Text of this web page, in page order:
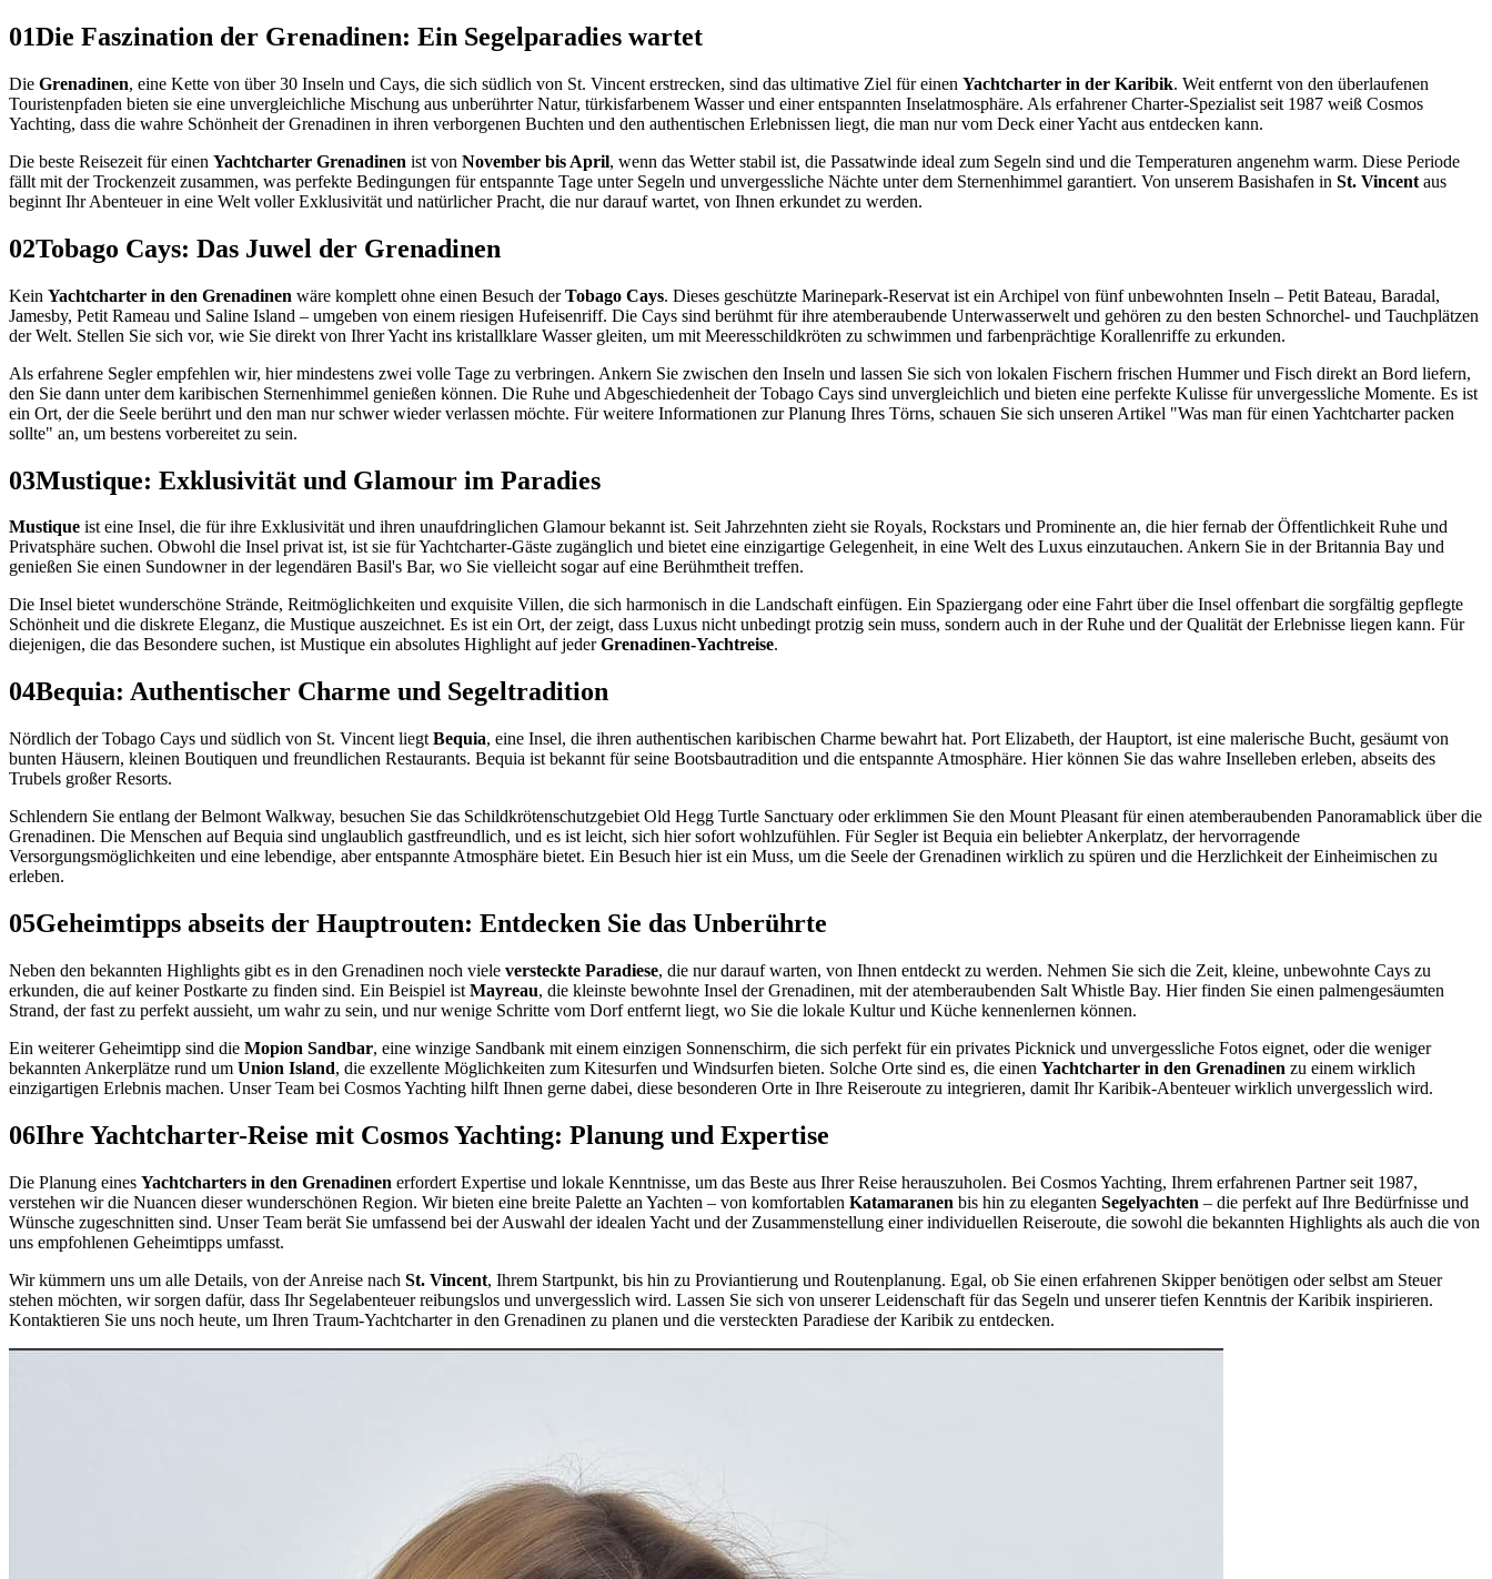
01Die Faszination der Grenadinen: Ein Segelparadies wartet
Die Grenadinen, eine Kette von über 30 Inseln und Cays, die sich südlich von St. Vincent erstrecken, sind das ultimative Ziel für einen Yachtcharter in der Karibik. Weit entfernt von den überlaufenen
Touristenpfaden bieten sie eine unvergleichliche Mischung aus unberührter Natur, türkisfarbenem Wasser und einer entspannten Inselatmosphäre. Als erfahrener Charter-Spezialist seit 1987 weiß Cosmos
Yachting, dass die wahre Schönheit der Grenadinen in ihren verborgenen Buchten und den authentischen Erlebnissen liegt, die man nur vom Deck einer Yacht aus entdecken kann.
Die beste Reisezeit für einen Yachtcharter Grenadinen ist von November bis April, wenn das Wetter stabil ist, die Passatwinde ideal zum Segeln sind und die Temperaturen angenehm warm. Diese Periode
fällt mit der Trockenzeit zusammen, was perfekte Bedingungen für entspannte Tage unter Segeln und unvergessliche Nächte unter dem Sternenhimmel garantiert. Von unserem Basishafen in St. Vincent aus
beginnt Ihr Abenteuer in eine Welt voller Exklusivität und natürlicher Pracht, die nur darauf wartet, von Ihnen erkundet zu werden.
02Tobago Cays: Das Juwel der Grenadinen
Kein Yachtcharter in den Grenadinen wäre komplett ohne einen Besuch derTobago Cays. Dieses geschützte Marinepark-Reservat ist ein Archipel von fünf unbewohnten Inseln – Petit Bateau, Baradal,
Jamesby, Petit Rameau und Saline Island – umgeben von einem riesigen Hufeisenriff. Die Cays sind berühmt für ihre atemberaubende Unterwasserwelt und gehören zu den besten Schnorchel- und Tauchplätzen
der Welt. Stellen Sie sich vor, wie Sie direkt von Ihrer Yacht ins kristallklare Wasser gleiten, um mit Meeresschildkröten zu schwimmen und farbenprächtige Korallenriffe zu erkunden.
Als erfahrene Segler empfehlen wir, hier mindestens zwei volle Tage zu verbringen. Ankern Sie zwischen den Inseln und lassen Sie sich von lokalen Fischern frischen Hummer und Fisch direkt an Bord liefern,
den Sie dann unter dem karibischen Sternenhimmel genießen können. Die Ruhe und Abgeschiedenheit der Tobago Cays sind unvergleichlich und bieten eine perfekte Kulisse für unvergessliche Momente. Es ist
ein Ort, der die Seele berührt und den man nur schwer wieder verlassen möchte. Für weitere Informationen zur Planung Ihres Törns, schauen Sie sich unseren Artikel "Was man für einen Yachtcharter packen
sollte" an, um bestens vorbereitet zu sein.
03Mustique: Exklusivität und Glamour im Paradies
Mustique ist eine Insel, die für ihre Exklusivität und ihren unaufdringlichen Glamour bekannt ist. Seit Jahrzehnten zieht sie Royals, Rockstars und Prominente an, die hier fernab der Öffentlichkeit Ruhe und
Privatsphäre suchen. Obwohl die Insel privat ist, ist sie für Yachtcharter-Gäste zugänglich und bietet eine einzigartige Gelegenheit, in eine Welt des Luxus einzutauchen. Ankern Sie in der Britannia Bay und
genießen Sie einen Sundowner in der legendären Basil's Bar, wo Sie vielleicht sogar auf eine Berühmtheit treffen.
Die Insel bietet wunderschöne Strände, Reitmöglichkeiten und exquisite Villen, die sich harmonisch in die Landschaft einfügen. Ein Spaziergang oder eine Fahrt über die Insel offenbart die sorgfältig gepflegte
Schönheit und die diskrete Eleganz, die Mustique auszeichnet. Es ist ein Ort, der zeigt, dass Luxus nicht unbedingt protzig sein muss, sondern auch in der Ruhe und der Qualität der Erlebnisse liegen kann. Für
diejenigen, die das Besondere suchen, ist Mustique ein absolutes Highlight auf jederGrenadinen-Yachtreise.
04Bequia: Authentischer Charme und Segeltradition
Nördlich der Tobago Cays und südlich von St. Vincent liegt Bequia, eine Insel, die ihren authentischen karibischen Charme bewahrt hat. Port Elizabeth, der Hauptort, ist eine malerische Bucht, gesäumt von
bunten Häusern, kleinen Boutiquen und freundlichen Restaurants. Bequia ist bekannt für seine Bootsbautradition und die entspannte Atmosphäre. Hier können Sie das wahre Inselleben erleben, abseits des
Trubels großer Resorts.
Schlendern Sie entlang der Belmont Walkway, besuchen Sie das Schildkrötenschutzgebiet Old Hegg Turtle Sanctuary oder erklimmen Sie den Mount Pleasant für einen atemberaubenden Panoramablick über die
Grenadinen. Die Menschen auf Bequia sind unglaublich gastfreundlich, und es ist leicht, sich hier sofort wohlzufühlen. Für Segler ist Bequia ein beliebter Ankerplatz, der hervorragende
Versorgungsmöglichkeiten und eine lebendige, aber entspannte Atmosphäre bietet. Ein Besuch hier ist ein Muss, um die Seele der Grenadinen wirklich zu spüren und die Herzlichkeit der Einheimischen zu
erleben.
05Geheimtipps abseits der Hauptrouten: Entdecken Sie das Unberührte
Neben den bekannten Highlights gibt es in den Grenadinen noch viele versteckte Paradiese, die nur darauf warten, von Ihnen entdeckt zu werden. Nehmen Sie sich die Zeit, kleine, unbewohnte Cays zu
erkunden, die auf keiner Postkarte zu finden sind. Ein Beispiel ist Mayreau, die kleinste bewohnte Insel der Grenadinen, mit der atemberaubenden Salt Whistle Bay. Hier finden Sie einen palmengesäumten
Strand, der fast zu perfekt aussieht, um wahr zu sein, und nur wenige Schritte vom Dorf entfernt liegt, wo Sie die lokale Kultur und Küche kennenlernen können.
Ein weiterer Geheimtipp sind die Mopion Sandbar, eine winzige Sandbank mit einem einzigen Sonnenschirm, die sich perfekt für ein privates Picknick und unvergessliche Fotos eignet, oder die weniger
bekannten Ankerplätze rund um Union Island, die exzellente Möglichkeiten zum Kitesurfen und Windsurfen bieten. Solche Orte sind es, die einen Yachtcharter in den Grenadinen zu einem wirklich
einzigartigen Erlebnis machen. Unser Team bei Cosmos Yachting hilft Ihnen gerne dabei, diese besonderen Orte in Ihre Reiseroute zu integrieren, damit Ihr Karibik-Abenteuer wirklich unvergesslich wird.
06Ihre Yachtcharter-Reise mit Cosmos Yachting: Planung und Expertise
Die Planung eines Yachtcharters in den Grenadinen erfordert Expertise und lokale Kenntnisse, um das Beste aus Ihrer Reise herauszuholen. Bei Cosmos Yachting, Ihrem erfahrenen Partner seit 1987,
verstehen wir die Nuancen dieser wunderschönen Region. Wir bieten eine breite Palette an Yachten – von komfortablen Katamaranen bis hin zu eleganten Segelyachten – die perfekt auf Ihre Bedürfnisse und
Wünsche zugeschnitten sind. Unser Team berät Sie umfassend bei der Auswahl der idealen Yacht und der Zusammenstellung einer individuellen Reiseroute, die sowohl die bekannten Highlights als auch die von
uns empfohlenen Geheimtipps umfasst.
Wir kümmern uns um alle Details, von der Anreise nach St. Vincent, Ihrem Startpunkt, bis hin zu Proviantierung und Routenplanung. Egal, ob Sie einen erfahrenen Skipper benötigen oder selbst am Steuer
stehen möchten, wir sorgen dafür, dass Ihr Segelabenteuer reibungslos und unvergesslich wird. Lassen Sie sich von unserer Leidenschaft für das Segeln und unserer tiefen Kenntnis der Karibik inspirieren.
Kontaktieren Sie uns noch heute, um Ihren Traum-Yachtcharter in den Grenadinen zu planen und die versteckten Paradiese der Karibik zu entdecken.